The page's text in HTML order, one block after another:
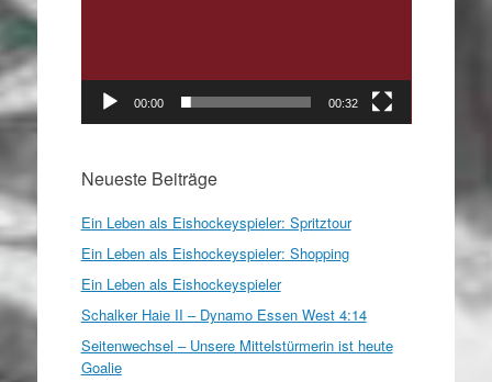
00:00 00:32
Neueste Beiträge
Ein Leben als Eishockeyspieler: Spritztour
Ein Leben als Eishockeyspieler: Shopping
Ein Leben als Eishockeyspieler
Schalker Haie II – Dynamo Essen West 4:14
Seitenwechsel – Unsere Mittelstürmerin ist heute
Goalie